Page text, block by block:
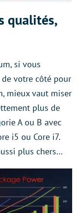
qualités,
si vous
votre côté pour
mieux vaut miser
plus de
A ou B avec
i5 ou Core i7.
plus chers…